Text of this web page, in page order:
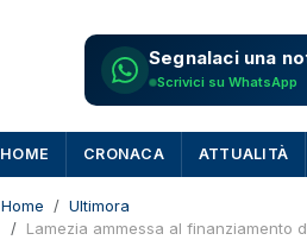
Segnalaci una
Scrivici su WhatsApp
HOME CRONACA ATTUALITÀ
Home
Ultimora
Lamezia ammessa al finanziamento